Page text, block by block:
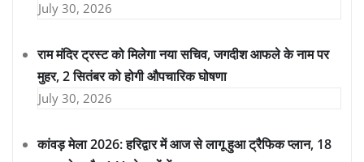
July 30, 2026
राम मंदिर ट्रस्ट को मिलेगा नया सचिव, जगदीश आफले के नाम पर
मुहर, 2 सितंबर को होगी औपचारिक घोषणा
July 30, 2026
कांवड़ मेला 2026: हरिद्वार में आज से लागू हुआ ट्रैफिक प्लान, 18